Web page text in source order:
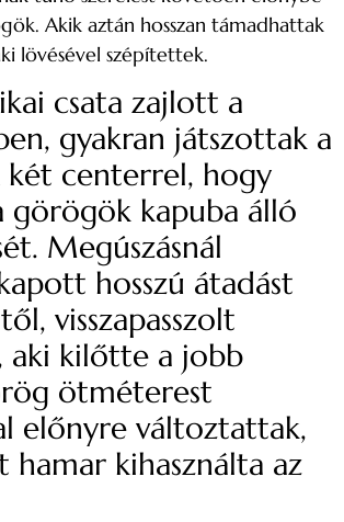
Akik aztán hosszan támadhattak
lövésével szépítettek.
csata zajlott a
gyakran játszottak a
két centerrel, hogy
görögök kapuba álló
Megúszásnál
hosszú átadást
visszapasszolt
aki kilőtte a jobb
ötméterest
előnyre változtattak,
hamar kihasználta az